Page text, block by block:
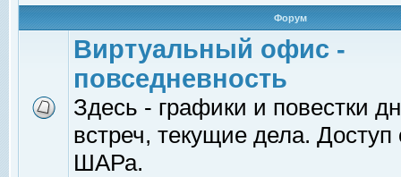
Форум
Виртуальный офис -
повседневность
Здесь - графики и повестки
встреч, текущие дела.
ШАРа.